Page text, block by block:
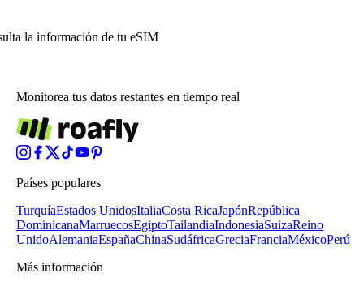
la información de tu eSIM
Monitorea tus datos restantes en tiempo real
Países populares
TurquíaEstados UnidosItaliaCosta RicaJapónRepública
DominicanaMarruecosEgiptoTailandiaIndonesiaSuizaReino
UnidoAlemaniaEspañaChinaSudáfricaGreciaFranciaMéxicoPerú
Más información